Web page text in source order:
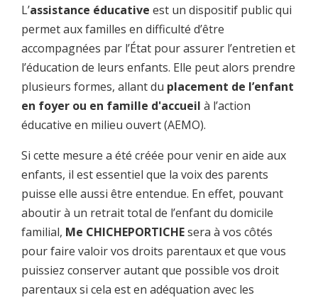
L’assistance éducative est un dispositif public qui
permet aux familles en difficulté d’être
accompagnées par l’État pour assurer l’entretien et
l’éducation de leurs enfants. Elle peut alors prendre
plusieurs formes, allant du placement de l’enfant
en foyer ou en famille d'accueil à l’action
éducative en milieu ouvert (AEMO).
Si cette mesure a été créée pour venir en aide aux
enfants, il est essentiel que la voix des parents
puisse elle aussi être entendue. En effet, pouvant
aboutir à un retrait total de l’enfant du domicile
familial, Me CHICHEPORTICHEsera à vos côtés
pour faire valoir vos droits parentaux et que vous
puissiez conserver autant que possible vos droit
parentaux si cela est en adéquation avec les